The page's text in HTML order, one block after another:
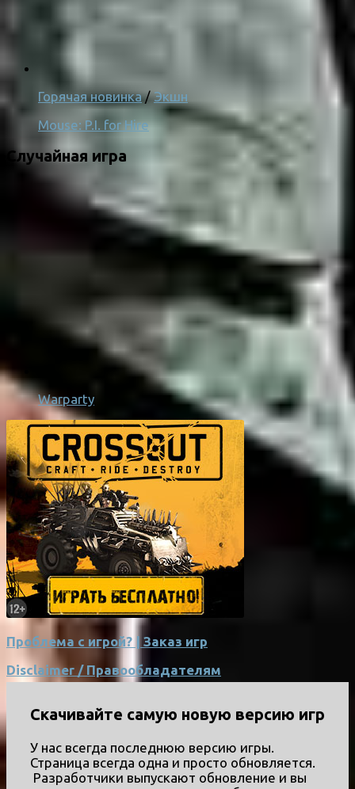
Горячая новинка/Экшн
Mouse: P.I. for Hire
Случайная игра
Warparty
Проблема с игрой? | Заказ игр
Disclaimer / Правообладателям
Скачивайте самую новую версию игр
У нас всегда последнюю версию игры.
Страница всегда одна и просто обновляется.
Разработчики выпускают обновление и вы